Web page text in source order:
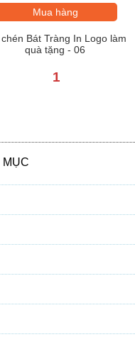
Mua hàng
Bát Tràng In Logo làm
quà tặng - 06
1